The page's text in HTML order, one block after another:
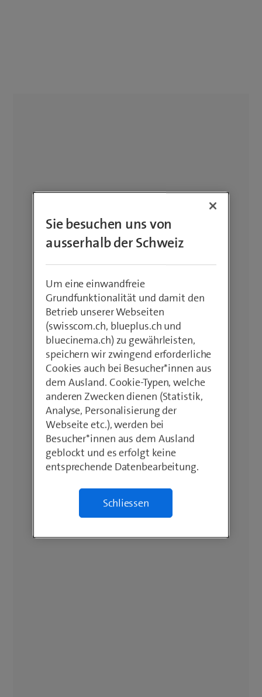
Sie besuchen uns von
ausserhalb der Schweiz
Um eine einwandfreie
Grundfunktionalität und damit den
Betrieb unserer Webseiten
(swisscom.ch, blueplus.ch und
bluecinema.ch) zu gewährleisten,
speichern wir zwingend erforderliche
Cookies auch bei Besucher*innen aus
dem Ausland. Cookie-Typen, welche
anderen Zwecken dienen (Statistik,
Analyse, Personalisierung der
Webseite etc.), werden bei
Besucher*innen aus dem Ausland
geblockt und es erfolgt keine
entsprechende Datenbearbeitung.
Schliessen